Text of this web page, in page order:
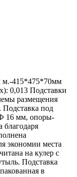
м.-415*475*70мм
0,013 Подставки
размещения
Подставка под
16 мм, опоры-
благодаря
экономии места
на кулер с
Подставка
в